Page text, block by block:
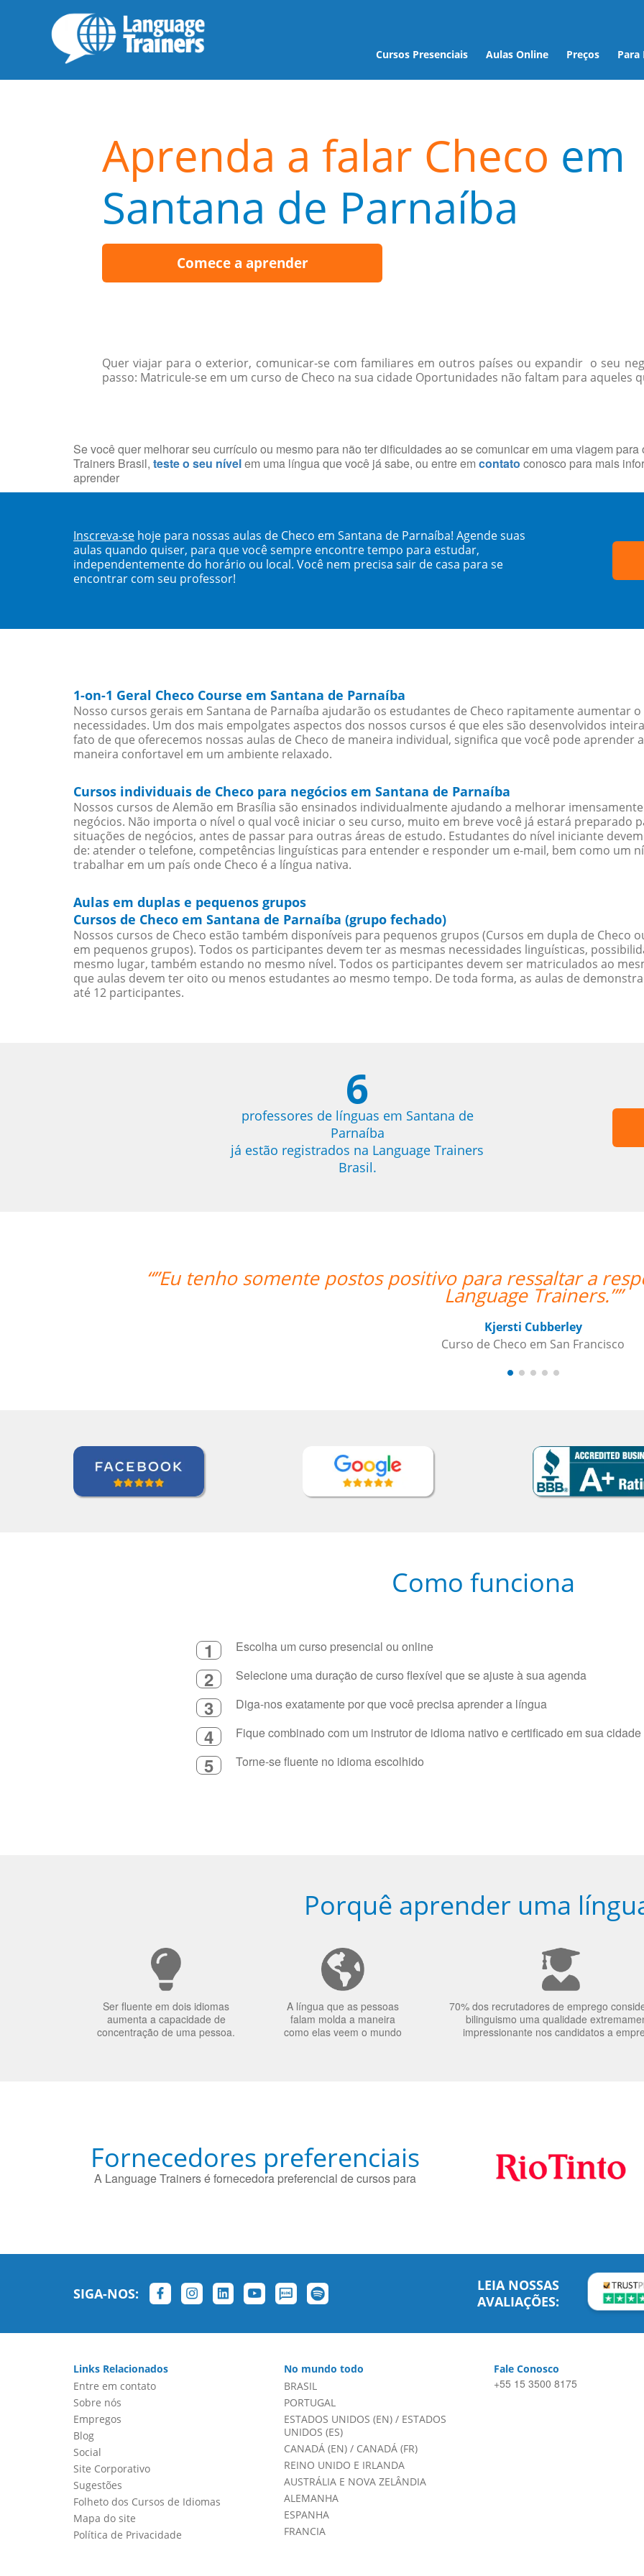
Cursos Presenciais Aulas Online Preços Para
Aprenda a falar Checo em
Santana de Parnaíba
Comece a aprender
Quer viajar para o exterior, comunicar-se com familiares em outros países ou expandir o seu
passo: Matricule-se em um curso de Checo na sua cidade Oportunidades não faltam para aqueles
Se você quer melhorar seu currículo ou mesmo para não ter dificuldades ao se comunicar em uma viagem
Trainers Brasil, teste o seu nívelem uma língua que você já sabe, ou entre em contato conosco para mais
aprender
Inscreva-se hoje para nossas aulas de Checo em Santana de Parnaíba! Agende suas
aulas quando quiser, para que você sempre encontre tempo para estudar,
independentemente do horário ou local. Você nem precisa sair de casa para se
encontrar com seu professor!
1-on-1 Geral Checo Course em Santana de Parnaíba
Nosso cursos gerais em Santana de Parnaíba ajudarão os estudantes de Checo rapitamente aumentar
necessidades. Um dos mais empolgates aspectos dos nossos cursos é que eles são desenvolvidos
fato de que oferecemos nossas aulas de Checo de maneira individual, significa que você pode aprender
maneira confortavel em um ambiente relaxado.
Cursos individuais de Checo para negócios em Santana de Parnaíba
Nossos cursos de Alemão em Brasília são ensinados individualmente ajudando a melhorar
negócios. Não importa o nível o qual você iniciar o seu curso, muito em breve você já estará preparado
situações de negócios, antes de passar para outras áreas de estudo. Estudantes do nível iniciante
de: atender o telefone, competências linguísticas para entender e responder um e-mail, bem como um
trabalhar em um país onde Checo é a língua nativa.
Aulas em duplas e pequenos grupos
Cursos de Checo em Santana de Parnaíba (grupo fechado)
Nossos cursos de Checo estão também disponíveis para pequenos grupos (Cursos em dupla de Checo
em pequenos grupos). Todos os participantes devem ter as mesmas necessidades linguísticas,
mesmo lugar, também estando no mesmo nível. Todos os participantes devem ser matriculados ao
que aulas devem ter oito ou menos estudantes ao mesmo tempo. De toda forma, as aulas de
até 12 participantes.
6
professores de línguas em Santana de
Parnaíba
já estão registrados na Language Trainers
Brasil.
postos positivo para ressaltar a respeito do meu professor Peter e a
Language Trainers.””
Como funciona
1 Escolha um curso presencial ou online
2 Selecione uma duração de curso flexível que se ajuste à sua agenda
3 Diga-nos exatamente por que você precisa aprender a língua
4 Fique combinado com um instrutor de idioma nativo e certificado em sua
5 Torne-se fluente no idioma escolhido
Porquê aprender uma
Ser fluente em dois idiomas
aumenta a capacidade de
concentração de uma pessoa.
A língua que as pessoas
falam molda a maneira
como elas veem o mundo
70% dos recrutadores de emprego
bilinguismo uma qualidade
impressionante nos candidatos a
Fornecedores preferenciais
A Language Trainers é fornecedora preferencial de cursos para
SIGA-NOS:
LEIA NOSSAS
AVALIAÇÕES:
Links Relacionados
Entre em contato
Sobre nós
Empregos
Blog
Social
Site Corporativo
Sugestões
Folheto dos Cursos de Idiomas
Mapa do site
Política de Privacidade
No mundo todo
BRASIL
PORTUGAL
ESTADOS UNIDOS (EN)/ ESTADOS
UNIDOS (ES)
CANADÁ (EN)/ CANADÁ (FR)
REINO UNIDO E IRLANDA
AUSTRÁLIA E NOVA ZELÂNDIA
ALEMANHA
ESPANHA
FRANCIA
Fale Conosco
+55 15 3500 8175